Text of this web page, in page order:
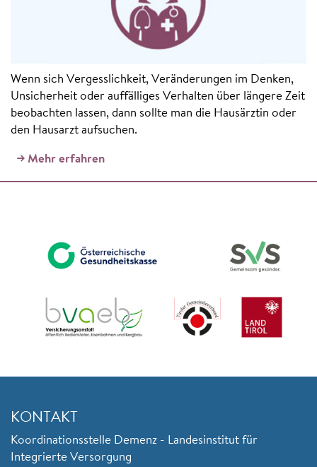
Wenn sich Vergesslichkeit, Veränderungen im Denken,
Unsicherheit oder auffälliges Verhalten über längere Zeit
beobachten lassen, dann sollte man die Hausärztin oder
den Hausarzt aufsuchen.
Mehr erfahren
KONTAKT
Koordinationsstelle Demenz - Landesinstitut für
Integrierte Versorgung